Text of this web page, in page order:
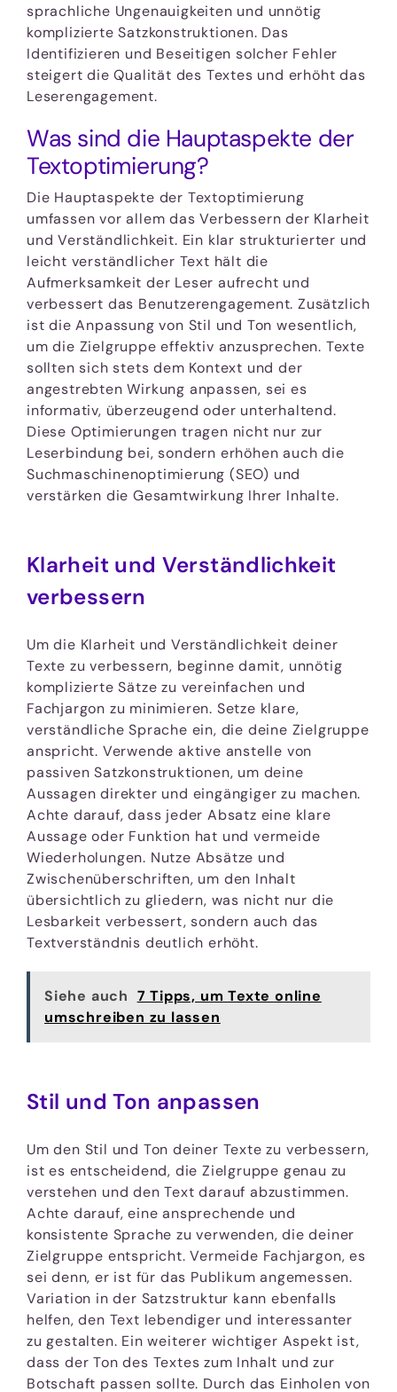
sprachliche Ungenauigkeiten und unnötig
komplizierte Satzkonstruktionen. Das
Identifizieren und Beseitigen solcher Fehler
steigert die Qualität des Textes und erhöht das
Leserengagement.
Was sind die Hauptaspekte der
Textoptimierung?
Die Hauptaspekte der Textoptimierung
umfassen vor allem das Verbessern der Klarheit
und Verständlichkeit. Ein klar strukturierter und
leicht verständlicher Text hält die
Aufmerksamkeit der Leser aufrecht und
verbessert das Benutzerengagement. Zusätzlich
ist die Anpassung von Stil und Ton wesentlich,
um die Zielgruppe effektiv anzusprechen. Texte
sollten sich stets dem Kontext und der
angestrebten Wirkung anpassen, sei es
informativ, überzeugend oder unterhaltend.
Diese Optimierungen tragen nicht nur zur
Leserbindung bei, sondern erhöhen auch die
Suchmaschinenoptimierung (SEO) und
verstärken die Gesamtwirkung Ihrer Inhalte.
Klarheit und Verständlichkeit
verbessern
Um die Klarheit und Verständlichkeit deiner
Texte zu verbessern, beginne damit, unnötig
komplizierte Sätze zu vereinfachen und
Fachjargon zu minimieren. Setze klare,
verständliche Sprache ein, die deine Zielgruppe
anspricht. Verwende aktive anstelle von
passiven Satzkonstruktionen, um deine
Aussagen direkter und eingängiger zu machen.
Achte darauf, dass jeder Absatz eine klare
Aussage oder Funktion hat und vermeide
Wiederholungen. Nutze Absätze und
Zwischenüberschriften, um den Inhalt
übersichtlich zu gliedern, was nicht nur die
Lesbarkeit verbessert, sondern auch das
Textverständnis deutlich erhöht.
Siehe auch 7 Tipps, um Texte online
umschreiben zu lassen
Stil und Ton anpassen
Um den Stil und Ton deiner Texte zu verbessern,
ist es entscheidend, die Zielgruppe genau zu
verstehen und den Text darauf abzustimmen.
Achte darauf, eine ansprechende und
konsistente Sprache zu verwenden, die deiner
Zielgruppe entspricht. Vermeide Fachjargon, es
sei denn, er ist für das Publikum angemessen.
Variation in der Satzstruktur kann ebenfalls
helfen, den Text lebendiger und interessanter
zu gestalten. Ein weiterer wichtiger Aspekt ist,
dass der Ton des Textes zum Inhalt und zur
Botschaft passen sollte. Durch das Einholen von